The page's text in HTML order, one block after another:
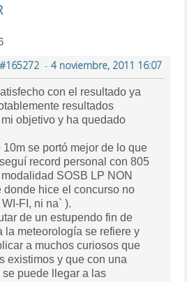
#165272- 4 noviembre, 2011 16:07
con el resultado ya
resultados
objetivo y ha quedado
se portó mejor de lo que
record personal con 805
SOSB LP NON
donde hice el concurso no
FI, ni na` ).
de un estupendo fin de
la meteorología se refiere y
a muchos curiosos que
existimos y que con una
puede llegar a las